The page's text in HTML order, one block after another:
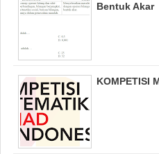
Bentuk Akar
KOMPETISI